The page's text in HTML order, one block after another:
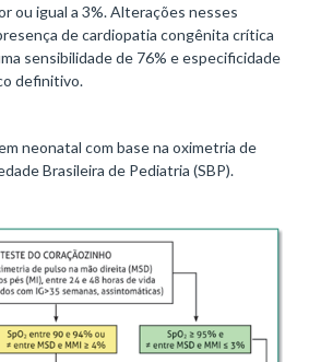
ou igual a 3%. Alterações nesses
de cardiopatia congênita crítica
sensibilidade de 76% e especificidade
definitivo.
neonatal com base na oximetria de
Brasileira de Pediatria (SBP).